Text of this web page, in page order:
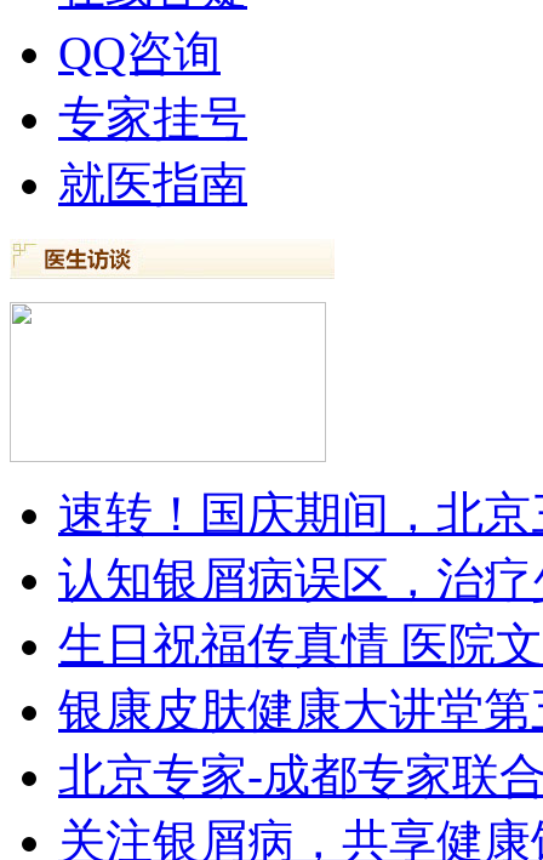
QQ咨询
专家挂号
就医指南
速转！国庆期间，北
认知银屑病误区，治
生日祝福传真情 医院
银康皮肤健康大讲堂第
北京专家-成都专家联
关注银屑病，共享健